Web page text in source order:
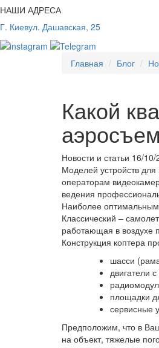
НАШИ АДРЕСА
Г. Киевул. Дашавская, 25
Главная Блог
Какой
Новости и статьи 16/10/
Моделей устройств
операторам
ведения
Наиболее оптимальным
Классический –
работающая в воздухе
Конструкция коптера
шасси
двигатели
площадки
сервисные
Предположим, что в
на объект, тяжелые